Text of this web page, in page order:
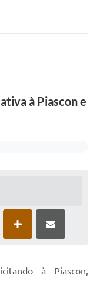
à Piascon e
à Piascon,